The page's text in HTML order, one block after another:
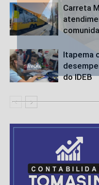
Carreta
Itapema
do IDEB